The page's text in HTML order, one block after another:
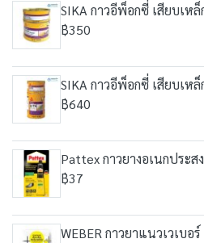
SIKA กาวอีพ็อกซี่ เสียบเหล็
฿350
SIKA กาวอีพ็อกซี่ เสียบเหล็
฿640
Pattex กาวยางอเนกประส
฿37
WEBER กาวยาแนวเวเบอ